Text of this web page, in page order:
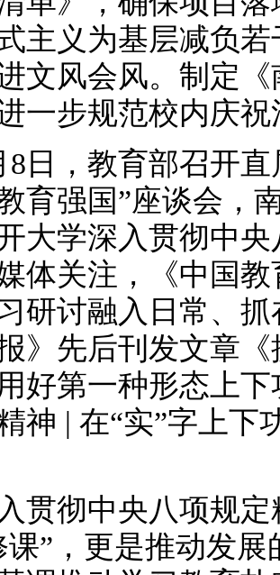
主义为基层减负
文风会风。制定
一步规范校内庆
，教育部召开直
育强国”座谈会，
大学深入贯彻中
体关注，《中国
研讨融入日常、
》先后刊发文章
好第一种形态上
神 | 在“实”字上下
彻中央八项规定
课”，更是推动发